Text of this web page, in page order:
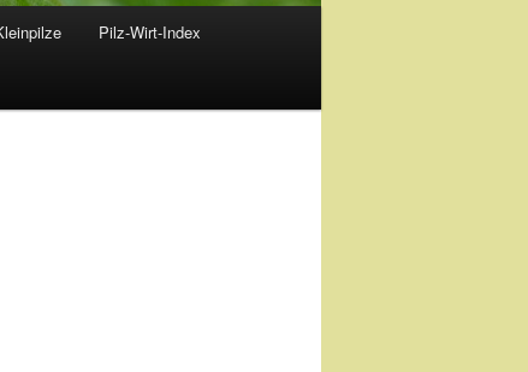
Pilz-Wirt-Index